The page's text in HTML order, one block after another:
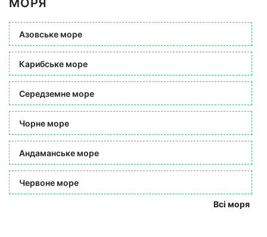
МОРЯ
Азовське море
Карибське море
Середземне море
Чорне море
Андаманське море
Червоне море
Всі моря